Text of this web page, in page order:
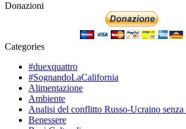
Donazioni
Categories
#duexquattro
#SognandoLaCalifornia
Alimentazione
Ambiente
Analisi del conflitto Russo-Ucraino
Benessere